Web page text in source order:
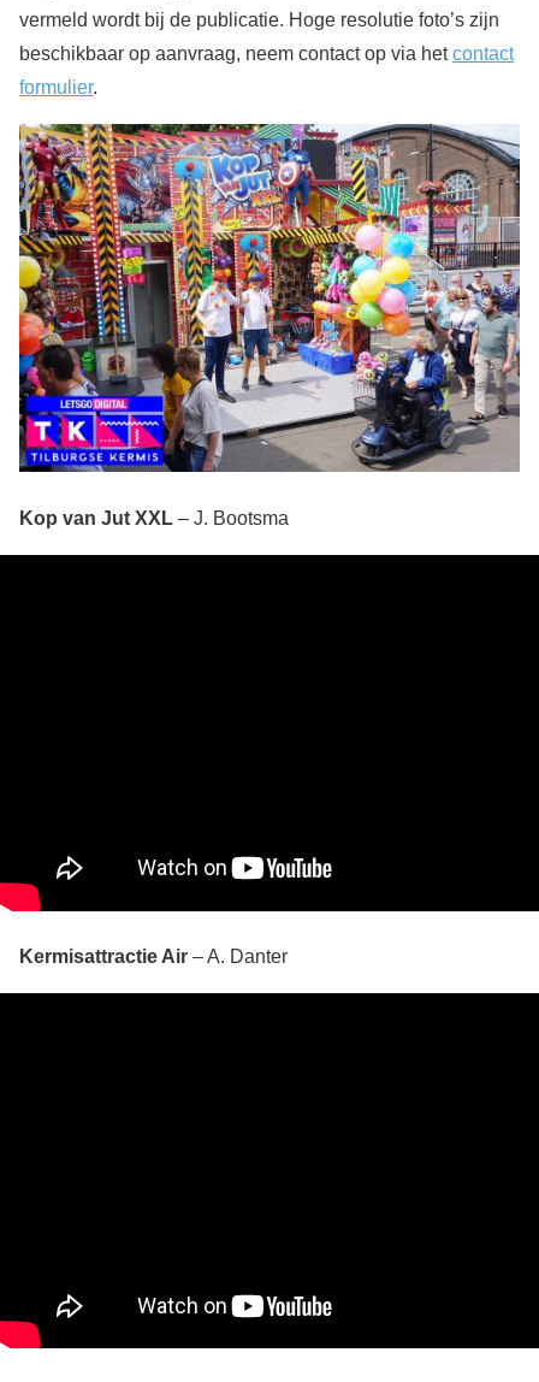
vermeld wordt bij de publicatie. Hoge resolutie foto’s zijn
beschikbaar op aanvraag, neem contact op via hetcontact
formulier.
Kop van Jut XXL – J. Bootsma
Kermisattractie Air – A. Danter